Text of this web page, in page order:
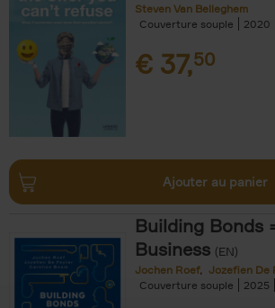
Steven Van Belleghem
Couverture souple
2020
€ 37,50
Ajouter au panier
Building Bonds
Business (EN)
Jochen Roef Jozefien De
Couverture souple
2025